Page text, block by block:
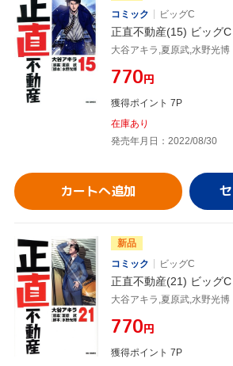
コミック
ビッグC
正直不動産(15) ビッグC
大谷アキラ,夏原武,水野光博
¥770円
獲得ポイント 7P
在庫あり
発売年月日：2022/08/30
カートへ追加
新品
コミック
ビッグC
正直不動産(21) ビッグC
大谷アキラ,夏原武,水野光博
¥770円
獲得ポイント 7P